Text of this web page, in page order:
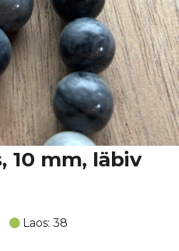
10 mm, läbiv
Laos: 38